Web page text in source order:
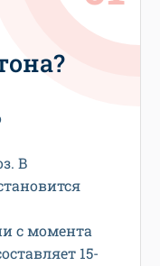
В
с момента
15-